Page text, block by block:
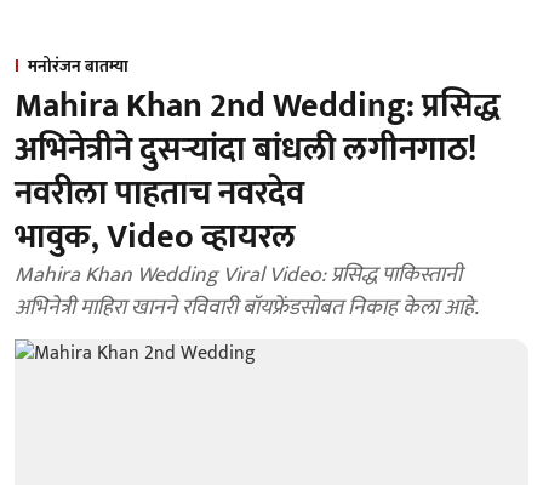
मनोरंजन बातम्या
Mahira Khan 2nd Wedding: प्रसिद्ध
अभिनेत्रीने दुसऱ्यांदा बांधली लगीनगाठ!
नवरीला पाहताच नवरदेव
भावुक, Video व्हायरल
Mahira Khan Wedding Viral Video: प्रसिद्ध पाकिस्तानी
अभिनेत्री माहिरा खानने रविवारी बॉयफ्रेंडसोबत निकाह केला आहे.